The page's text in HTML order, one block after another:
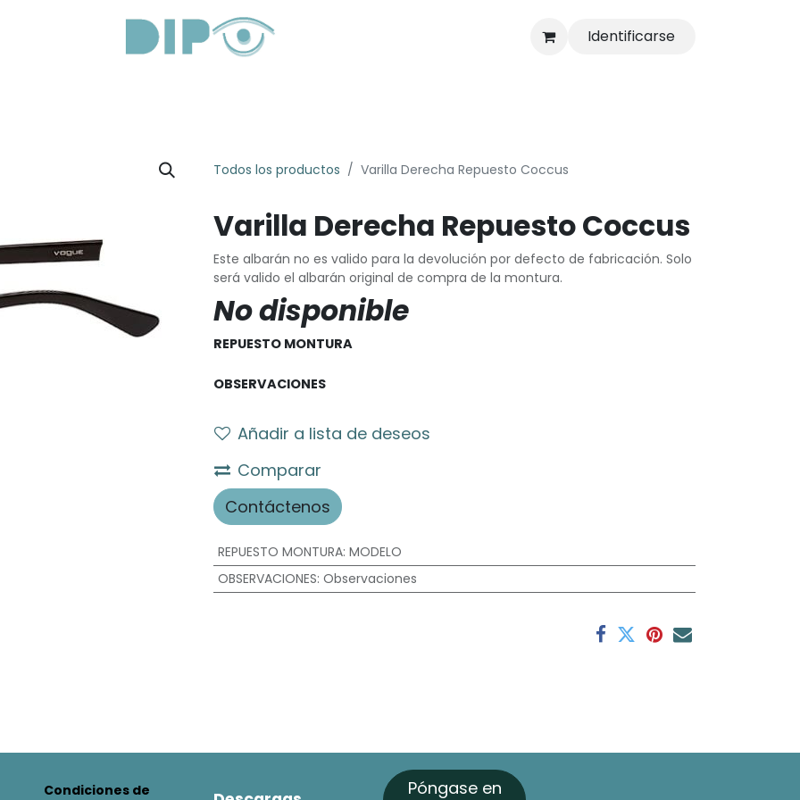
Identificarse
Todos los productos Varilla Derecha Repuesto Coccus
Varilla Derecha Repuesto Coccus
Este albarán no es valido para la devolución por defecto de fabricación. Solo
será valido el albarán original de compra de la montura.
No disponible
REPUESTO MONTURA
OBSERVACIONES
Añadir a lista de deseos
Comparar
Contáctenos
REPUESTO MONTURA: MODELO
OBSERVACIONES: Observaciones
Condiciones de
Póngase en